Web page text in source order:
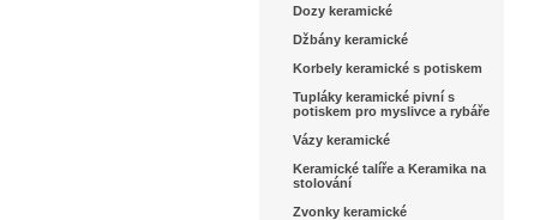
Dozy keramické
Džbány keramické
Korbely keramické s potiskem
Tupláky keramické pivní s
potiskem pro myslivce a rybáře
Vázy keramické
Keramické talíře a Keramika na
stolování
Zvonky keramické